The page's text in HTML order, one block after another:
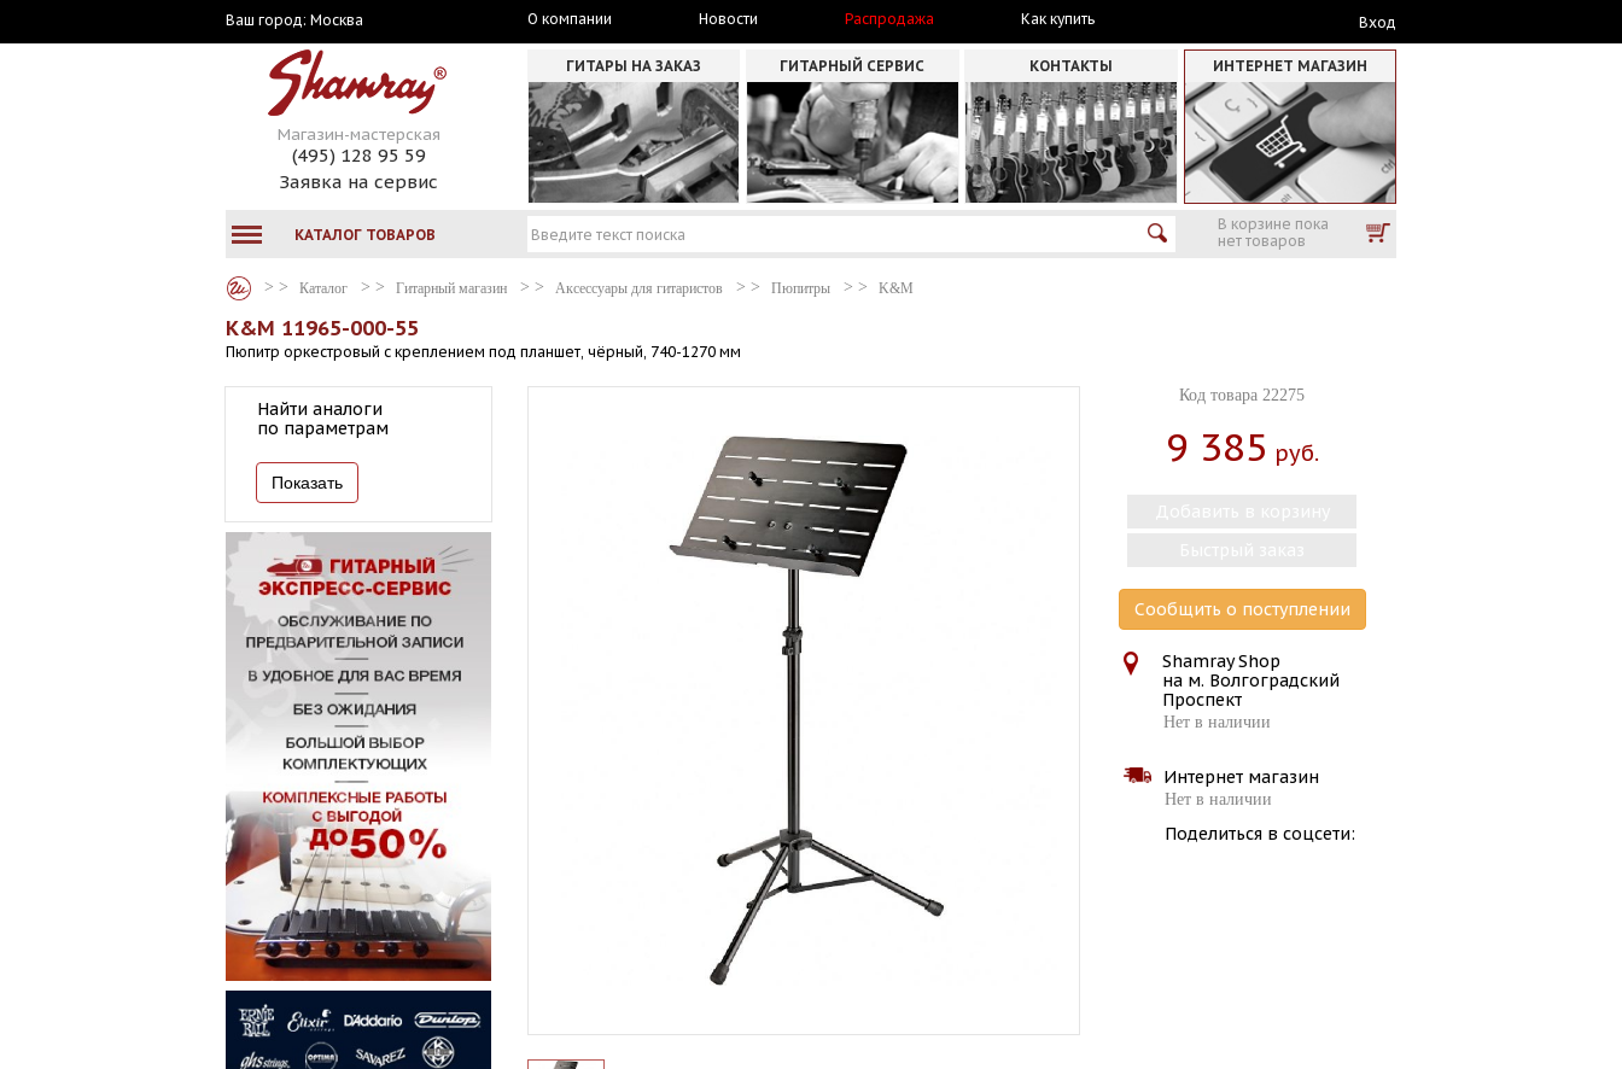
Ваш город: Москва О компании Новости Распродажа Как купить Вход
Магазин-мастерская
(495) 128 95 59
Заявка на сервис
ГИТАРЫ НА ЗАКАЗ ГИТАРНЫЙ СЕРВИС КОНТАКТЫ ИНТЕРНЕТ МАГАЗИН
КАТАЛОГ ТОВАРОВ
В корзине пока
нет товаров
Каталог Гитарный магазин Аксессуары для гитаристов Пюпитры K&M
K&M 11965-000-55
Пюпитр оркестровый с креплением под планшет, чёрный, 740-1270 мм
Найти аналоги
по параметрам
Код товара 22275
9 385 Руб.
Сообщить о поступлении
Shamray Shop
на м. Волгоградский
Проспект
Нет в наличии
Интернет магазин
Нет в наличии
Поделиться в соцсети: